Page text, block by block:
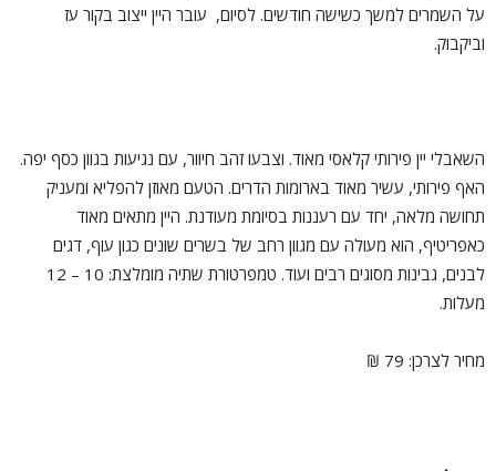
על השמרים למשך כשישה חודשים. לסיום, עובר היין ייצוב בקור עז
וביקבוק.
השאבלי יין פירותי קלאסי מאוד. וצבעו זהב חיוור, עם נגיעות בגוון כסף יפה.
האף פירותי, עשיר מאוד בארומות הדרים. הטעם מאוזן להפליא ומעניק
תחושה מלאה, יחד עם רעננות בסיומת מעודנת. היין מתאים מאוד
כאפריטיף, הוא מעולה עם מגוון רחב של בשרים שונים כגון עוף, דגים
לבנים, גבינות מסוגים רבים ועוד. טמפרטורת שתיה מומלצת: 10 – 12
מעלות.
מחיר לצרכן: 79 ₪